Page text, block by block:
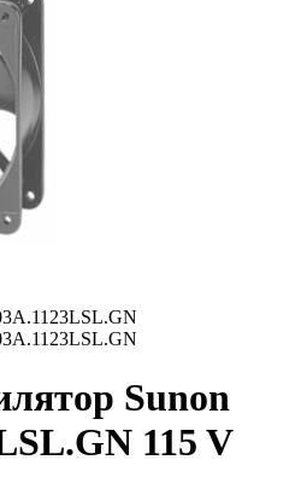
Sunon
115 V